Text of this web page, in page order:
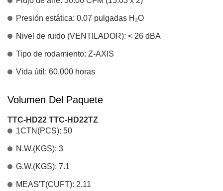
Presión estática: 0.07 pulgadas H₂O
Nivel de ruido (VENTILADOR): < 26 dBA
Tipo de rodamiento: Z-AXIS
Vida útil: 60,000 horas
Volumen Del Paquete
TTC-HD22 TTC-HD22TZ
1CTN(PCS): 50
N.W.(KGS): 3
G.W.(KGS): 7.1
MEAS'T(CUFT): 2.11